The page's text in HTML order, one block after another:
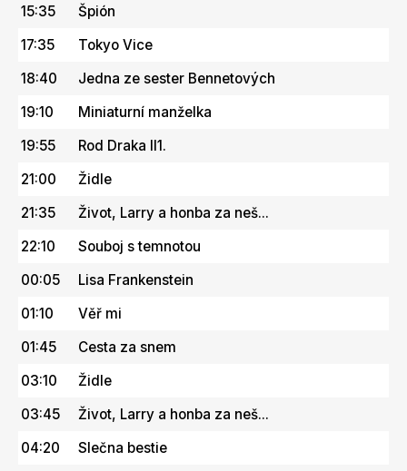
15:35
Špión
17:35
Tokyo Vice
18:40
Jedna ze sester Bennetových
19:10
Miniaturní manželka
19:55
Rod Draka II1.
21:00
Židle
21:35
Život, Larry a honba za neš...
22:10
Souboj s temnotou
00:05
Lisa Frankenstein
01:10
Věř mi
01:45
Cesta za snem
03:10
Židle
03:45
Život, Larry a honba za neš...
04:20
Slečna bestie